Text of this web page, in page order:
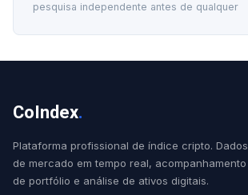
pesquisa independente antes de qualquer
CoIndex.
Plataforma profissional de índice cripto. Dados
de mercado em tempo real, acompanhamento
de portfólio e análise de ativos digitais.